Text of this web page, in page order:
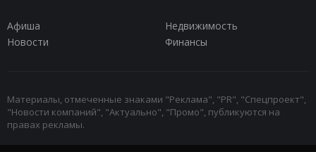
Афиша
Недвижимость
Новости
Финансы
Материалы, отмеченные знаками "Реклама", "PR", "Спецпроект",
"Новости компаний", "Актуально", "Промо", публикуются на
правах рекламы.